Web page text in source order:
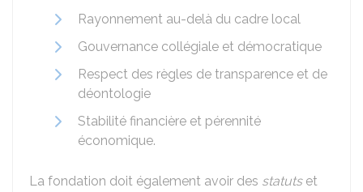
Rayonnement au-delà du cadre local
Gouvernance collégiale et démocratique
Respect des règles de transparence et de
déontologie
Stabilité financière et pérennité
économique.
La fondation doit également avoir des statuts et